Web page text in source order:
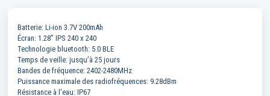
Batterie: Li-ion 3.7V 200mAh
Écran: 1.28” IPS 240 x 240
Technologie bluetooth: 5.0 BLE
Temps de veille: jusqu’à 25 jours
Bandes de fréquence: 2402-2480MHz
Puissance maximale des radiofréquences: 9.28dBm
Résistance à l'eau: IP67